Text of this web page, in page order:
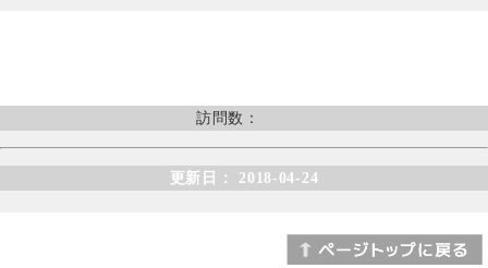
訪問数：
更新日： 2018-04-24